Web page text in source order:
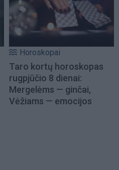
Horoskopai
Taro kortų horoskopas
rugpjūčio 8 dienai:
Mergelėms — ginčai,
Vėžiams — emocijos